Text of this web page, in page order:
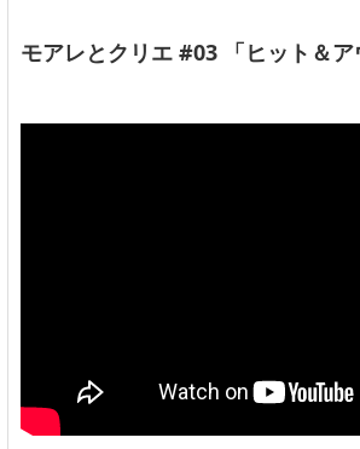
モアレとクリエ #03 「ヒット＆ア